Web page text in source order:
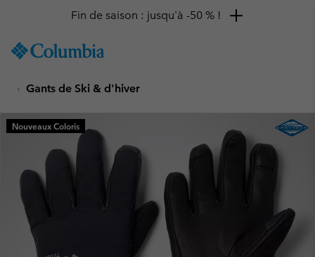
TO
SKIP
MAIN
NAV
SKIP
TO
SEARCH
Fin de saison : jusqu'à -50 % !
Gants de Ski & d'hiver
Nouveaux Coloris